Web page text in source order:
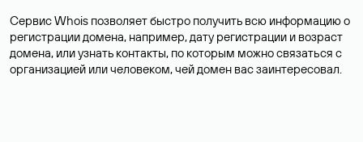
Сервис Whois позволяет быстро получить всю информацию о
регистрации домена, например, дату регистрации и возраст
домена, или узнать контакты, по которым можно связаться с
организацией или человеком, чей домен вас заинтересовал.